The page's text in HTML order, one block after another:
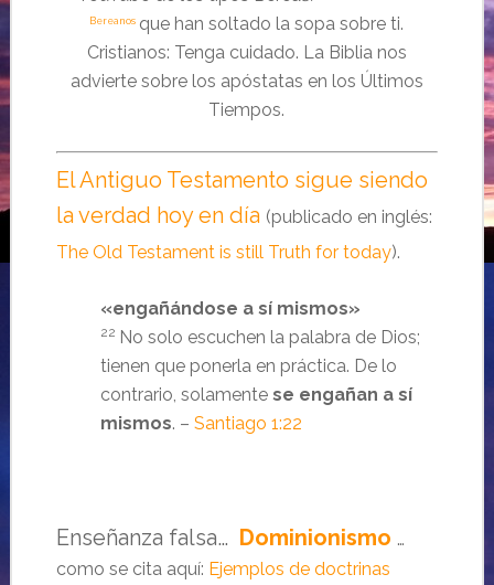
Bereanos que han soltado la sopa sobre ti.
Cristianos: Tenga cuidado. La Biblia nos
advierte sobre los apóstatas en los Últimos
Tiempos.
El Antiguo Testamento sigue siendo
la verdad hoy en día (publicado en inglés:
The Old Testament is still Truth for today).
«engañándose a sí mismos»
22 No solo escuchen la palabra de Dios;
tienen que ponerla en práctica. De lo
contrario, solamente se engañan a sí
mismos. – Santiago 1:22
Enseñanza falsa… Dominionismo …
como se cita aquí: Ejemplos de doctrinas